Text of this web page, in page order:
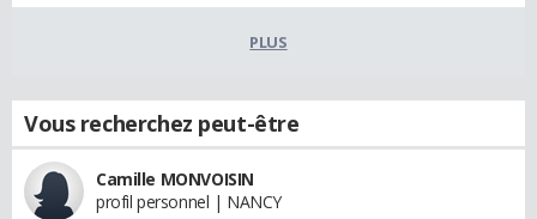
PLUS
Vous recherchez peut-être
Camille MONVOISIN
profil personnel | NANCY